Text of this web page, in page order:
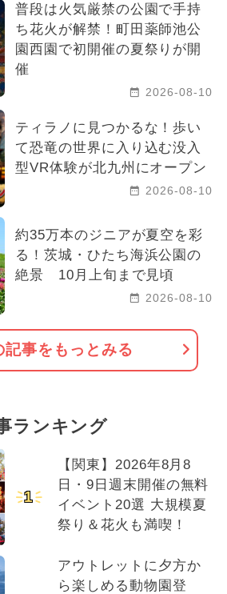
普段は火気厳禁の公園で手持
ち花火が解禁！町田薬師池公
園西園で初開催の夏祭りが開
催
2026-08-10
ティラノに見つかるな！歩い
て恐竜の世界に入り込む没入
型VR体験が北九州にオープン
2026-08-10
約35万本のジニアが夏空を彩
る！茨城・ひたち海浜公園の
絶景 10月上旬まで見頃
2026-08-10
記事をもっとみる
ランキング
1
【関東】2026年8月8
日・9日週末開催の無料
イベント20選 大規模夏
祭り＆花火も満喫！
アウトレットに夕方か
ら楽しめる動物園登